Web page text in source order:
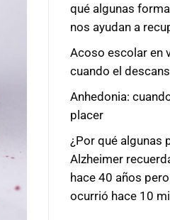
qué algunas
nos ayudan a
Acoso escolar en
cuando el
Anhedonia:
placer
¿Por qué algunas
Alzheimer
hace 40 años
ocurrió hace 10